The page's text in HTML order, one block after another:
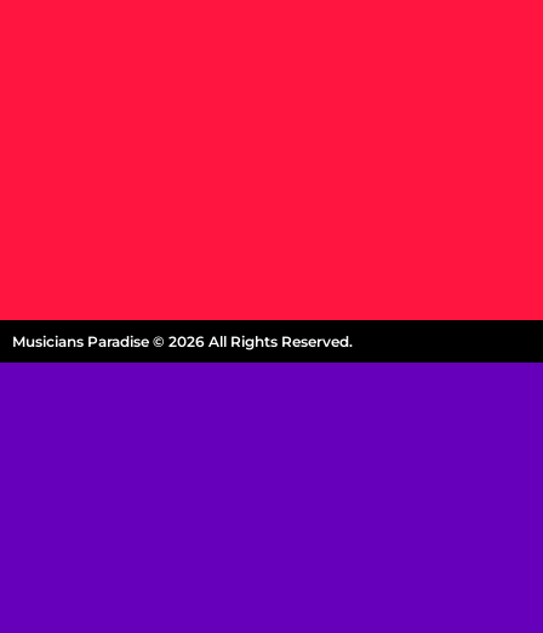
Musicians Paradise © 2026 All Rights Reserved.